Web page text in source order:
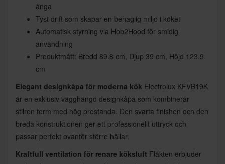
ånga
Tyst drift som skapar en behaglig miljö i köket
Automatisk styrning via Hob2Hood för smidig
användning
Produktmått: Bredd 89.8 cm, Djup 39 cm, Höjd 123.9
cm
Elegant designkåpa för moderna kök Electrolux KFVB19K
är en exklusiv vägghängd designkåpa som kombinerar
stilren form med hög prestanda. Den svarta finishen och den
breda konstruktionen ger ett professionellt uttryck och
passar perfekt ovanför större hällar.
Kraftfull ventilation för renare köksluft Fläkten erbjuder